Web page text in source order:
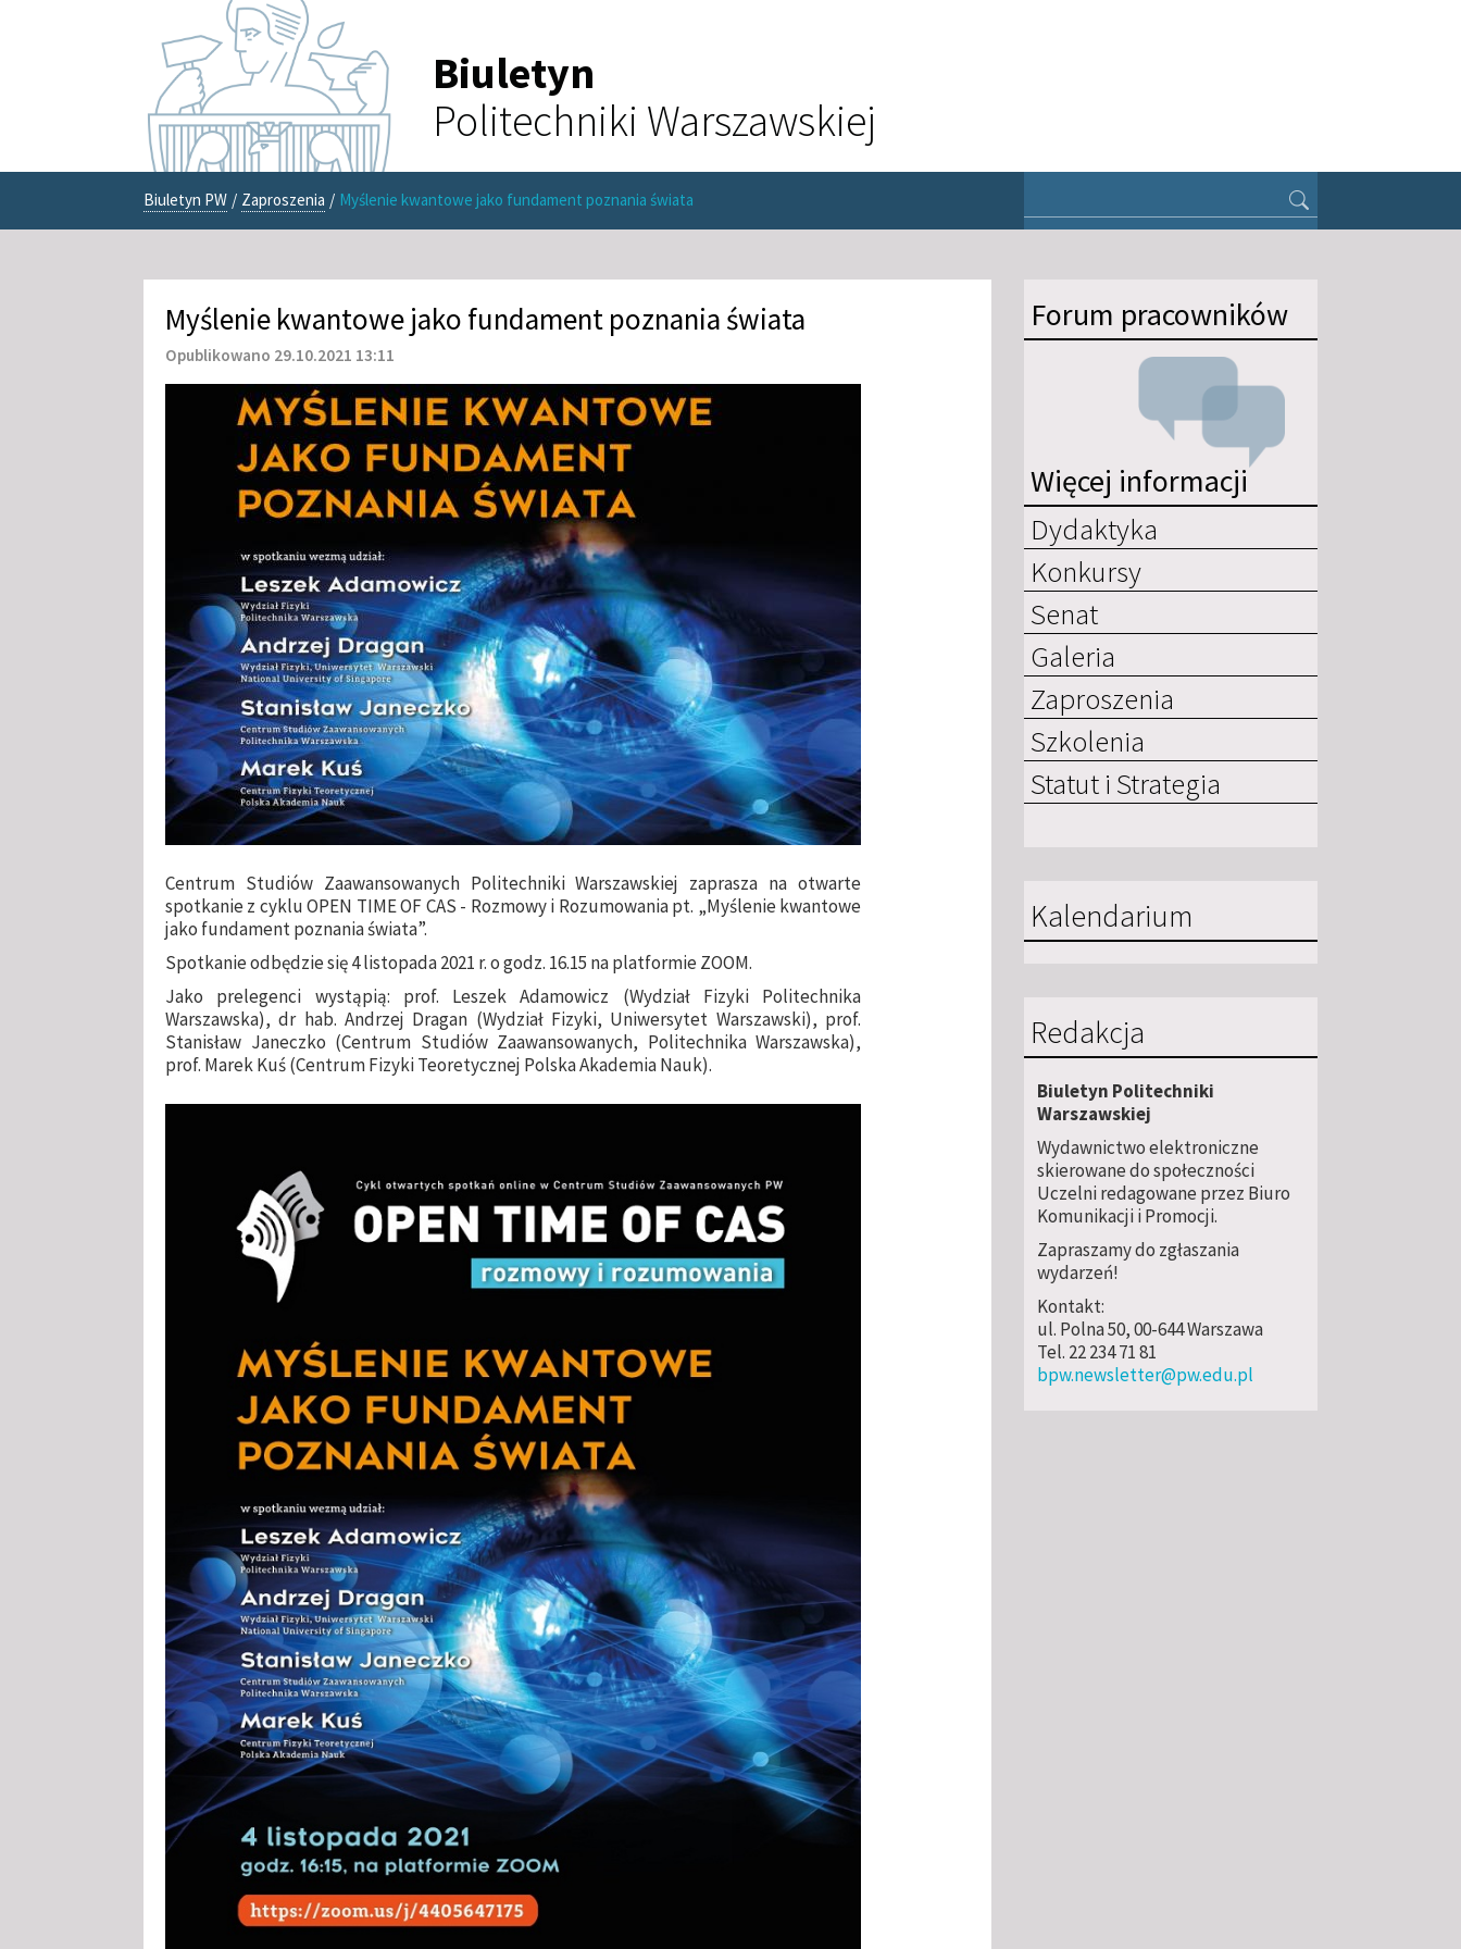
Biuletyn
Politechniki Warszawskiej
Biuletyn PW / Zaproszenia / Myślenie kwantowe jako fundament poznania świata
Myślenie kwantowe jako fundament poznania świata
Opublikowano 29.10.2021 13:11
Centrum Studiów Zaawansowanych Politechniki Warszawskiej zaprasza na otwarte
spotkanie z cyklu OPEN TIME OF CAS - Rozmowy i Rozumowania pt. „Myślenie kwantowe
jako fundament poznania świata”.
Spotkanie odbędzie się 4 listopada 2021 r. o godz. 16.15 na platformie ZOOM.
Jako prelegenci wystąpią: prof. Leszek Adamowicz (Wydział Fizyki Politechnika
Warszawska), dr hab. Andrzej Dragan (Wydział Fizyki, Uniwersytet Warszawski), prof.
Stanisław Janeczko (Centrum Studiów Zaawansowanych, Politechnika Warszawska),
prof. Marek Kuś (Centrum Fizyki Teoretycznej Polska Akademia Nauk).
Forum pracowników
Więcej informacji
Dydaktyka
Konkursy
Senat
Galeria
Zaproszenia
Szkolenia
Statut i Strategia
Kalendarium
Redakcja
Biuletyn Politechniki
Warszawskiej
Wydawnictwo elektroniczne
skierowane do społeczności
Uczelni redagowane przez Biuro
Komunikacji i Promocji.
Zapraszamy do zgłaszania
wydarzeń!
Kontakt:
ul. Polna 50, 00-644 Warszawa
Tel. 22 234 71 81
bpw.newsletter@pw.edu.pl